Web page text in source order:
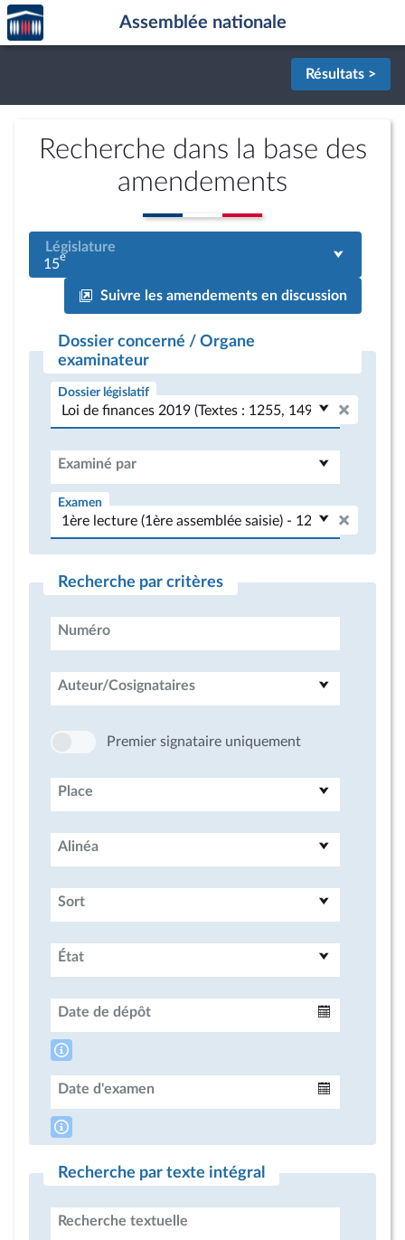
Aller au contenu
Aller en bas de la page
Accèder
à la
page
Assemblée nationale
Résultats >
Recherche dans la base des
amendements
Législature
15e
Suivre les amendements en discussion
Dossier concerné / Organe
examinateur
Dossier législatif
Examiné par
Examen
Recherche par critères
Numéro
Auteur/Cosignataires
Premier signataire uniquement
Place
Alinéa
Sort
État
Date de dépôt
Date d'examen
Recherche par texte intégral
Recherche textuelle